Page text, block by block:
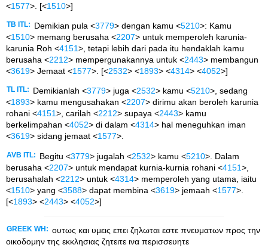
<1577>. [<1510>]
TB ITL: Demikian pula <3779> dengan kamu <5210>: Kamu
<1510> memang berusaha <2207> untuk memperoleh karunia-
karunia Roh <4151>, tetapi lebih dari pada itu hendaklah kamu
berusaha <2212> mempergunakannya untuk <2443> membangun
<3619> Jemaat <1577>. [<2532> <1893> <4314> <4052>]
TL ITL: Demikianlah <3779> juga <2532> kamu <5210>, sedang
<1893> kamu mengusahakan <2207> dirimu akan beroleh karunia
rohani <4151>, carilah <2212> supaya <2443> kamu
berkelimpahan <4052> di dalam <4314> hal meneguhkan iman
<3619> sidang jemaat <1577>.
AVB ITL: Begitu <3779> jugalah <2532> kamu <5210>. Dalam
berusaha <2207> untuk mendapat kurnia-kurnia rohani <4151>,
berusahalah <2212> untuk <4314> memperoleh yang utama, iaitu
<1510> yang <3588> dapat membina <3619> jemaah <1577>.
[<1893> <2443> <4052>]
GREEK WH: ουτως και υμεις επει ζηλωται εστε πνευματων προς την
οικοδομην της εκκλησιας ζητειτε ινα περισσευητε